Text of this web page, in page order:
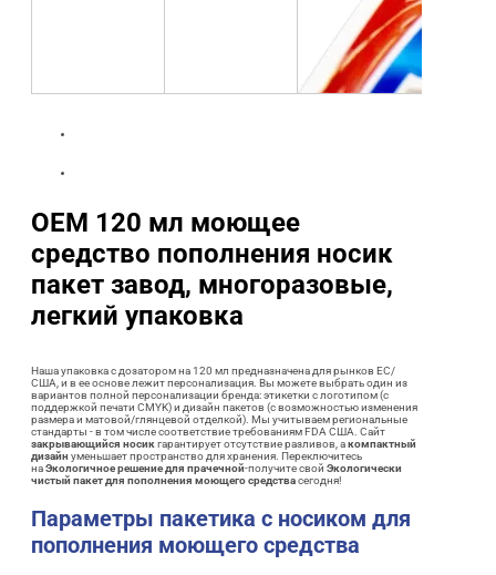
OEM 120 мл моющее
средство пополнения носик
пакет завод, многоразовые,
легкий упаковка
Наша упаковка с дозатором на 120 мл предназначена для рынков ЕС/
США, и в ее основе лежит персонализация. Вы можете выбрать один из
вариантов полной персонализации бренда: этикетки с логотипом (с
поддержкой печати CMYK) и дизайн пакетов (с возможностью изменения
размера и матовой/глянцевой отделкой). Мы учитываем региональные
стандарты - в том числе соответствие требованиям FDA США. Сайт
закрывающийся носикгарантирует отсутствие разливов, акомпактный
дизайн уменьшает пространство для хранения. Переключитесь
наЭкологичное решение для прачечной-получите свой Экологически
чистый пакет для пополнения моющего средствасегодня!
Параметры пакетика с носиком для
пополнения моющего средства